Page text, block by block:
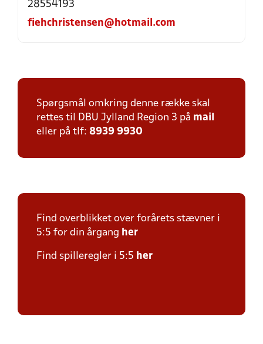
28554193
fiehchristensen@hotmail.com
Spørgsmål omkring denne række skal
rettes til DBU Jylland Region 3 på mail
eller på tlf: 8939 9930
Find overblikket over forårets stævner i
5:5 for din årgang her
Find spilleregler i 5:5 her